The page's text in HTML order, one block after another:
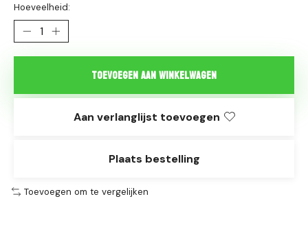
Hoeveelheid:
Toevoegen aan winkelwagen
Aan verlanglijst toevoegen
Plaats bestelling
Toevoegen om te vergelijken